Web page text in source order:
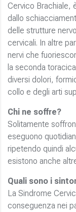
Cervico Brachiale,
dallo
delle strutture
cervicali. In altre
nervi che
la seconda
diversi dolori,
collo e degli arti
Chi ne soffre?
Solitamente
eseguono
ripetendo quindi
esistono anche
Quali sono i
La Sindrome
conseguenza nei